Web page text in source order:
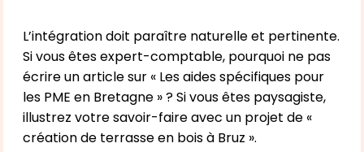
L’intégration doit paraître naturelle et pertinente.
Si vous êtes expert-comptable, pourquoi ne pas
écrire un article sur « Les aides spécifiques pour
les PME en Bretagne » ? Si vous êtes paysagiste,
illustrez votre savoir-faire avec un projet de «
création de terrasse en bois à Bruz ».